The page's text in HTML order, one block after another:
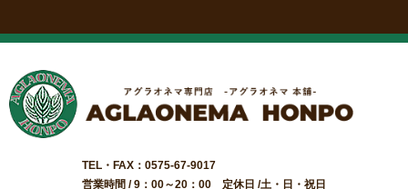
TEL・FAX：0575-67-9017
営業時間 / 9：00～20：00 定休日 /土・日・祝日